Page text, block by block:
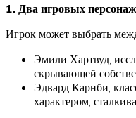
1. Два игровых
Игрок может выбрать
Эмили Хартвуд,
скрывающей
Эдвард Карнби,
характером,